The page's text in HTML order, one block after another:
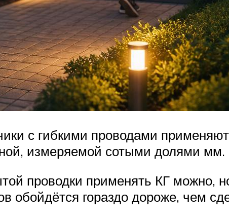
с гибкими проводами
измеряемой сотыми долями мм.
проводки применять КГ можно,
обойдётся гораздо дороже, чем